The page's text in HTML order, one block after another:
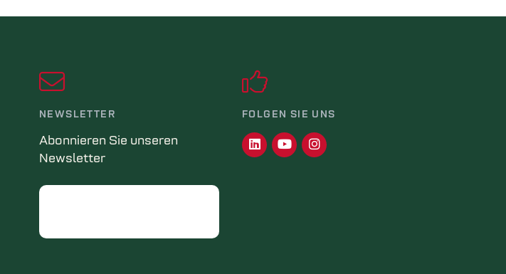
NEWSLETTER
Abonnieren Sie unseren
Newsletter
Email
FOLGEN SIE UNS